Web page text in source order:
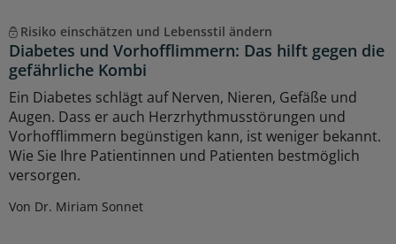
Risiko einschätzen und Lebensstil ändern
Diabetes und Vorhofflimmern: Das hilft gegen die
gefährliche Kombi
Ein Diabetes schlägt auf Nerven, Nieren, Gefäße und
Augen. Dass er auch Herzrhythmusstörungen und
Vorhofflimmern begünstigen kann, ist weniger bekannt.
Wie Sie Ihre Patientinnen und Patienten bestmöglich
versorgen.
Von Dr. Miriam Sonnet